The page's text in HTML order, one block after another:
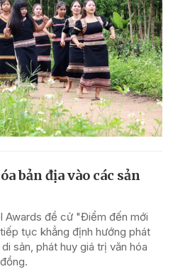
bản địa vào các sản
Awards đề cử "Điểm đến mới
tục khẳng định hướng phát
sản, phát huy giá trị văn hóa